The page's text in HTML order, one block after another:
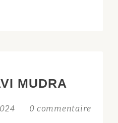
MUDRA
0 commentaire